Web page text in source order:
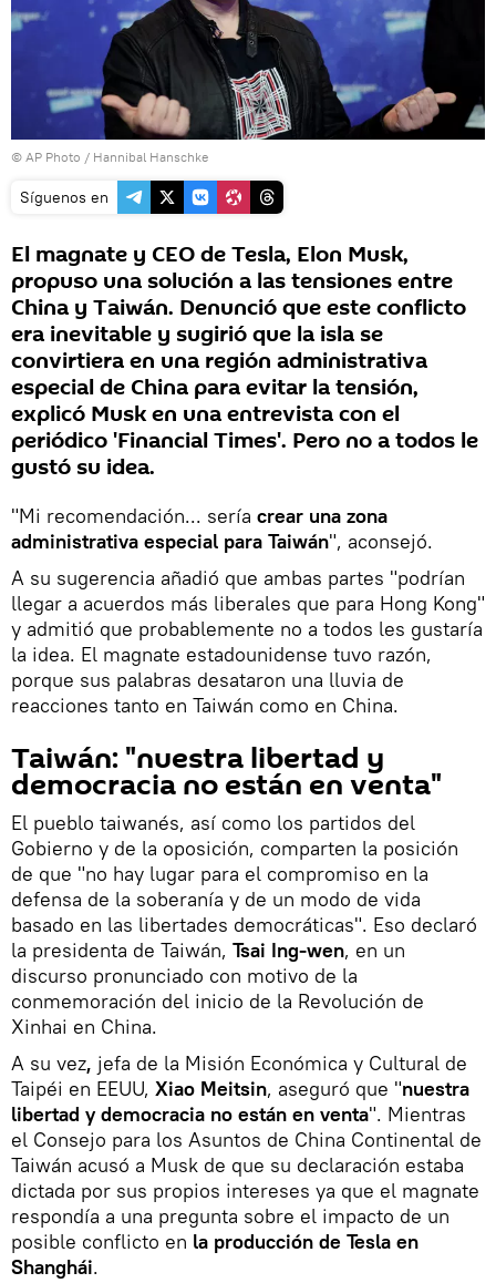
© AP Photo / Hannibal Hanschke
Síguenos en
El magnate y CEO de Tesla, Elon Musk,
propuso una solución a las tensiones entre
China y Taiwán. Denunció que este conflicto
era inevitable y sugirió que la isla se
convirtiera en una región administrativa
especial de China para evitar la tensión,
explicó Musk en una entrevista con el
periódico 'Financial Times'. Pero no a todos le
gustó su idea.
"Mi recomendación... sería crear una zona
administrativa especial para Taiwán", aconsejó.
A su sugerencia añadió que ambas partes "podrían
llegar a acuerdos más liberales que para Hong Kong"
y admitió que probablemente no a todos les gustaría
la idea. El magnate estadounidense tuvo razón,
porque sus palabras desataron una lluvia de
reacciones tanto en Taiwán como en China.
Taiwán: "nuestra libertad y
democracia no están en venta"
El pueblo taiwanés, así como los partidos del
Gobierno y de la oposición, comparten la posición
de que "no hay lugar para el compromiso en la
defensa de la soberanía y de un modo de vida
basado en las libertades democráticas". Eso declaró
la presidenta de Taiwán, Tsai Ing-wen, en un
discurso pronunciado con motivo de la
conmemoración del inicio de la Revolución de
Xinhai en China.
A su vez, jefa de la Misión Económica y Cultural de
Taipéi en EEUU, Xiao Meitsin, aseguró que "nuestra
libertad y democracia no están en venta". Mientras
el Consejo para los Asuntos de China Continental de
Taiwán acusó a Musk de que su declaración estaba
dictada por sus propios intereses ya que el magnate
respondía a una pregunta sobre el impacto de un
posible conflicto en la producción de Tesla en
Shanghái.